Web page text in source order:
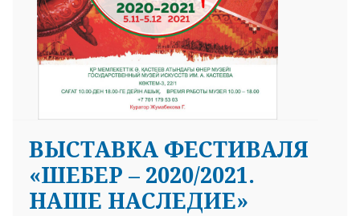
ВЫСТАВКА ФЕСТИВАЛЯ
«ШЕБЕР – 2020/2021.
НАШЕ НАСЛЕДИЕ»